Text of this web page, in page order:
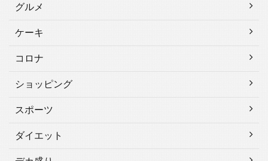
グルメ
ケーキ
コロナ
ショッピング
スポーツ
ダイエット